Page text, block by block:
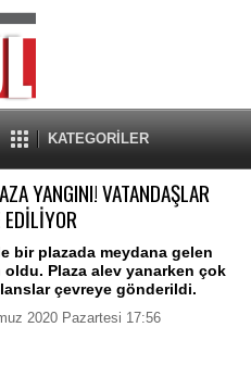
KATEGORİLER
YANGINI! VATANDAŞLAR
bir plazada meydana gelen
Plaza alev yanarken çok
çevreye gönderildi.
2020 Pazartesi 17:56